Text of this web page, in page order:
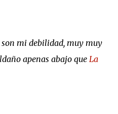
son mi debilidad, muy muy
apenas abajo que La